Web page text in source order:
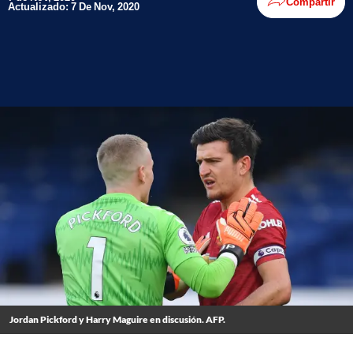
Actualizado: 7 De Nov, 2020
Jordan Pickford y Harry Maguire en discusión. AFP.